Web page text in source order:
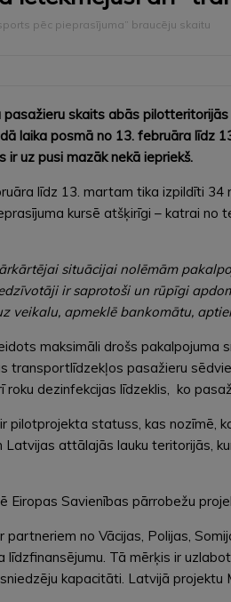
pēc pieprasījuma” braucēju skaitu
skaits abās
laika posmā no 13. februāra
uz pusi mazāk nekā iepriekš.
līdz 13. martam tika izpildīti
kursē atšķirīgi – katrai
ārkārtējai situācijai nolēmām
ir saprotoši un rūpīgi
apmeklē bankomātu,
maksimāli drošs
pasažieru
dezinfekcijas līdzeklis, ko
pilotprojekta statuss, kas
attālajās lauku teritorijās,
Eiropas Savienības pārrobežu
no Vācijas, Polijas,
Tā mērķis ir
kapacitāti. Latvijā